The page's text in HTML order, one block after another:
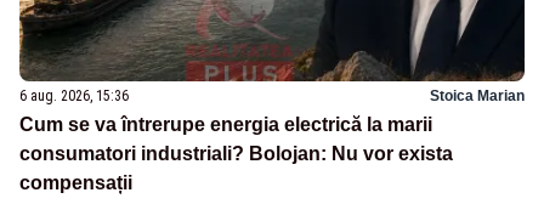
6 aug. 2026, 15:36 Stoica Marian
Cum se va întrerupe energia electrică la marii
consumatori industriali? Bolojan: Nu vor exista
compensații